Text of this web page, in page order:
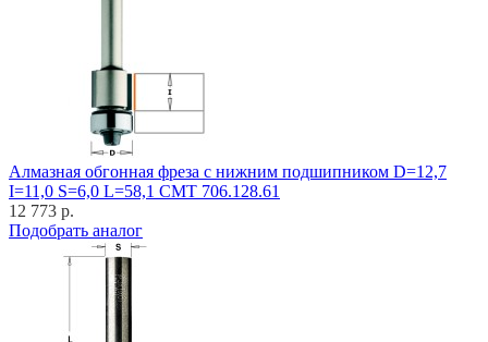
Алмазная обгонная фреза с нижним подшипником D=12,7
I=11,0 S=6,0 L=58,1 CMT 706.128.61
12 773 р.
Подобрать аналог